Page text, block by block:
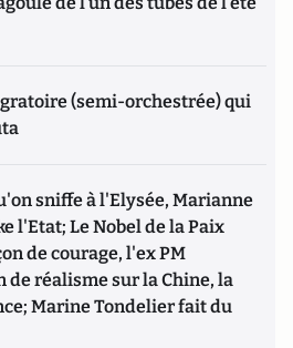
(semi-orchestrée) qui
sniffe à l'Elysée, Marianne
l'Etat; Le Nobel de la Paix
de courage, l'ex PM
de réalisme sur la Chine, la
Marine Tondelier fait du